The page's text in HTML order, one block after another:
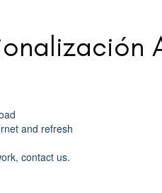
and refresh
contact us.